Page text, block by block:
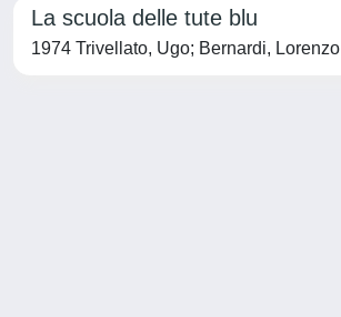
La scuola delle tute blu
1974 Trivellato, Ugo; Bernardi, Lorenzo